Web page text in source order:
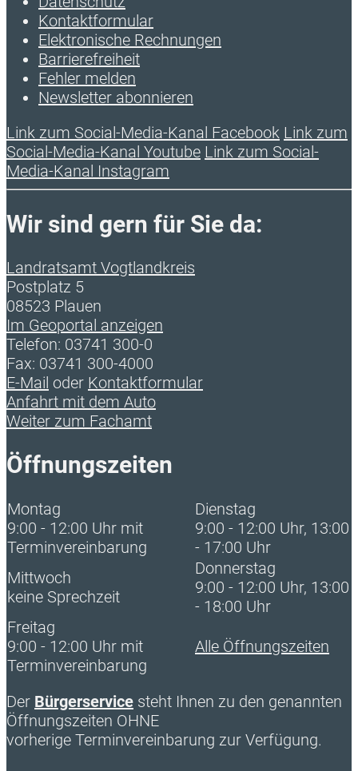
Kontaktformular
Elektronische Rechnungen
Barrierefreiheit
Fehler melden
Newsletter abonnieren
Link zum Social-Media-Kanal Facebook Link zum
Social-Media-Kanal Youtube Link zum Social-
Media-Kanal Instagram
Wir sind gern für Sie da:
Landratsamt Vogtlandkreis
Postplatz 5
08523 Plauen
Im Geoportal anzeigen
Telefon: 03741 300-0
Fax: 03741 300-4000
E-Mail oder Kontaktformular
Anfahrt mit dem Auto
Weiter zum Fachamt
Öffnungszeiten
Montag
9:00 - 12:00 Uhr mit
Terminvereinbarung
Dienstag
9:00 - 12:00 Uhr, 13:00
- 17:00 Uhr
Mittwoch
keine Sprechzeit
Donnerstag
9:00 - 12:00 Uhr, 13:00
- 18:00 Uhr
Freitag
9:00 - 12:00 Uhr mit
Terminvereinbarung
Alle Öffnungszeiten
Der Bürgerservice steht Ihnen zu den genannten
Öffnungszeiten OHNE
vorherige Terminvereinbarung zur Verfügung.